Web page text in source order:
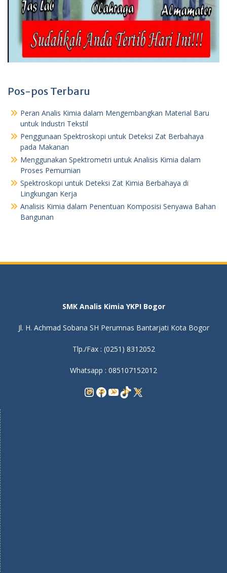
Pos-pos Terbaru
Peran Analis Kimia dalam Mengembangkan Material Baru
untuk Industri Tekstil
Penggunaan Spektroskopi untuk Deteksi Zat Berbahaya
pada Makanan
Menggunakan Spektrometri untuk Analisis Kimia dalam
Proses Pemurnian
Spektroskopi untuk Deteksi Zat Kimia Berbahaya di
Lingkungan Kerja
Analisis Kimia dalam Penentuan Komposisi Senyawa Bahan
Bangunan
SMK Analis Kimia YKPI Bogor
Jl. H. Achmad Sobana SH Perumnas Bantarjati Kota Bogor
Tlp./Fax : (0251) 8312052
Whatsapp : 085107152012
Instagram
Facebook
YouTube
TikTok
X